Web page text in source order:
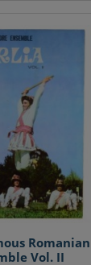
Romanian
Vol. II